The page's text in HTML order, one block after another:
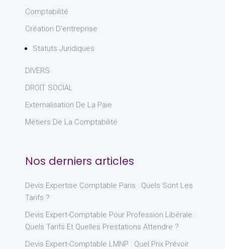
Comptabilité
Création D'entreprise
Statuts Juridiques
DIVERS
DROIT SOCIAL
Externalisation De La Paie
Métiers De La Comptabilité
Nos derniers articles
Devis Expertise Comptable Paris : Quels Sont Les
Tarifs ?
Devis Expert-Comptable Pour Profession Libérale :
Quels Tarifs Et Quelles Prestations Attendre ?
Devis Expert-Comptable LMNP : Quel Prix Prévoir